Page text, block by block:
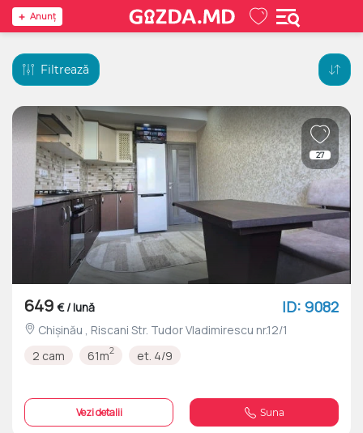
Anunţ
Filtrează
27
649 € / lună ID: 9082
Chișinău , Riscani Str. Tudor Vladimirescu nr.12/1
2 cam
61m2 et. 4/9
Vezi detalii Suna